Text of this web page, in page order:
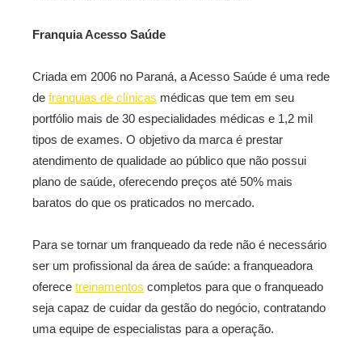
Franquia Acesso Saúde
Criada em 2006 no Paraná, a Acesso Saúde é uma rede
de franquias de clínicas médicas que tem em seu
portfólio mais de 30 especialidades médicas e 1,2 mil
tipos de exames. O objetivo da marca é prestar
atendimento de qualidade ao público que não possui
plano de saúde, oferecendo preços até 50% mais
baratos do que os praticados no mercado.
Para se tornar um franqueado da rede não é necessário
ser um profissional da área de saúde: a franqueadora
oferece treinamentos completos para que o franqueado
seja capaz de cuidar da gestão do negócio, contratando
uma equipe de especialistas para a operação.